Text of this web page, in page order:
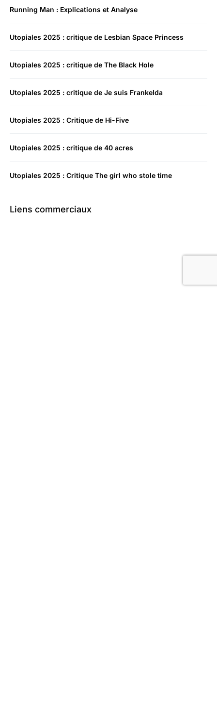
Running Man : Explications et Analyse
Utopiales 2025 : critique de Lesbian Space Princess
Utopiales 2025 : critique de The Black Hole
Utopiales 2025 : critique de Je suis Frankelda
Utopiales 2025 : Critique de Hi-Five
Utopiales 2025 : critique de 40 acres
Utopiales 2025 : Critique The girl who stole time
Liens commerciaux